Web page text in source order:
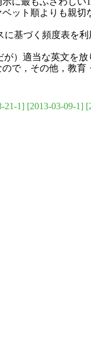
ット順よりも親
基づく頻度表を
が）適当な英文を
で，その他，教
21-1] [2013-03-09-1]